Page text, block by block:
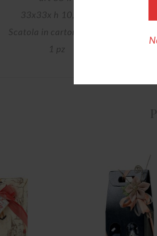
33x33x h 10,5 cm
Scatola in cartone black
1 pz